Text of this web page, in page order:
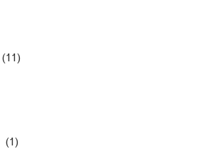
(11)
(1)